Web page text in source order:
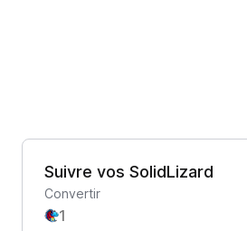
Suivre vos SolidLizard
Convertir